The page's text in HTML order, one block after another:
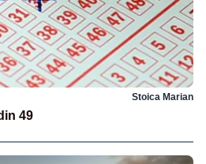
Stoica Marian
49